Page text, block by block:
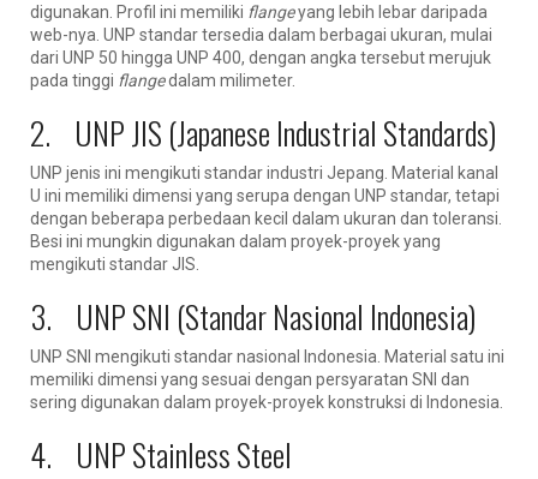
digunakan. Profil ini memiliki flangeyang lebih lebar daripada
web-nya. UNP standar tersedia dalam berbagai ukuran, mulai
dari UNP 50 hingga UNP 400, dengan angka tersebut merujuk
pada tinggi flangedalam milimeter.
2. UNP JIS (Japanese Industrial Standards)
UNP jenis ini mengikuti standar industri Jepang. Material kanal
U ini memiliki dimensi yang serupa dengan UNP standar, tetapi
dengan beberapa perbedaan kecil dalam ukuran dan toleransi.
Besi ini mungkin digunakan dalam proyek-proyek yang
mengikuti standar JIS.
3. UNP SNI (Standar Nasional Indonesia)
UNP SNI mengikuti standar nasional Indonesia. Material satu ini
memiliki dimensi yang sesuai dengan persyaratan SNI dan
sering digunakan dalam proyek-proyek konstruksi di Indonesia.
4. UNP Stainless Steel